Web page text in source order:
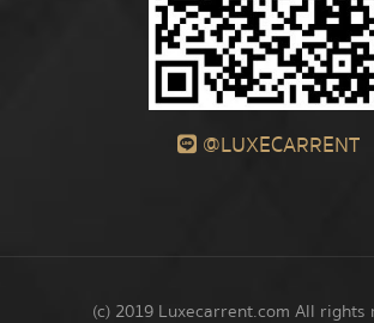
@LUXECARRENT
(c) 2019 Luxecarrent.com All rights